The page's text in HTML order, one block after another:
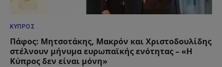
ΚΎΠΡΟΣ
Πάφος: Μητσοτάκης, Μακρόν και Χριστοδουλίδης
στέλνουν μήνυμα ευρωπαϊκής ενότητας – «Η
Κύπρος δεν είναι μόνη»